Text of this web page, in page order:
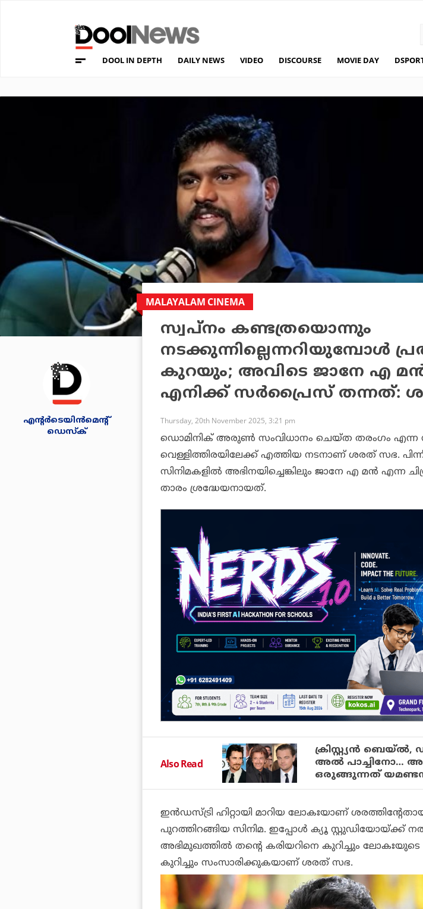
DOOL IN DEPTH DAILY NEWS VIDEO DISCOURSE MOVIE DAY
എന്റര്‍ടെയിന്‍മെന്റ്
ഡെസ്‌ക്
MALAYALAM CINEMA
സ്വപ്നം കണ്ടത്രയൊന്നും
നടക്കുന്നില്ലെന്നറിയുമ്പോള്‍
കുറയും; അവിടെ ജാനേ എ
എനിക്ക് സര്‍പ്രൈസ് തന്നത്:
Thursday, 20th November 2025, 3:21 pm
ഡൊമിനിക് അരുണ്‍ സംവിധാനം ചെയ്ത തരംഗം എന്ന
വെള്ളിത്തിരയിലേക്ക് എത്തിയ നടനാണ് ശരത് സഭ.
സിനിമകളില്‍ അഭിനയിച്ചെങ്കിലും ജാനേ എ മന്‍ എന്ന
താരം ശ്രദ്ധേയനായത്.
Also Read
ക്രിസ്റ്റ്യന്‍ ബെയ്ല്‍,
അല്‍ പാച്ചിനോ…
ഒരുങ്ങുന്നത്
ഇന്‍ഡസ്ട്രി ഹിറ്റായി മാറിയ ലോകഃയാണ്
പുറത്തിറങ്ങിയ സിനിമ. ഇപ്പോള്‍ ക്യൂ സ്റ്റുഡിയോയ്ക്ക്
അഭിമുഖത്തില്‍ തന്റെ കരിയറിനെ കുറിച്ചും
കുറിച്ചും സംസാരിക്കുകയാണ് ശരത് സഭ.